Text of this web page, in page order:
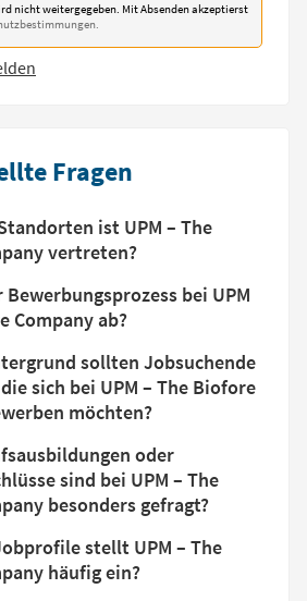
nicht weitergegeben. Mit Absenden akzeptierst
Fragen
ist UPM – The
vertreten?
bei UPM
Company ab?
sollten Jobsuchende
sich bei UPM – The Biofore
möchten?
oder
sind bei UPM – The
besonders gefragt?
stellt UPM – The
häufig ein?